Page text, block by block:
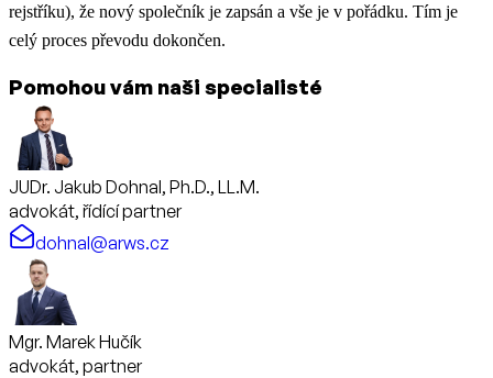
rejstříku), že nový společník je zapsán a vše je v pořádku. Tím je
celý proces převodu dokončen.
Pomohou vám naši specialisté
JUDr. Jakub Dohnal, Ph.D., LL.M.
advokát, řídící partner
dohnal@arws.cz
Mgr. Marek Hučík
advokát, partner